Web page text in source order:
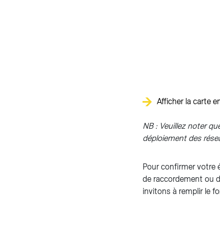
Afficher la carte
NB : Veuillez noter
déploiement des
Pour confirmer votre
de raccordement ou
invitons à remplir le